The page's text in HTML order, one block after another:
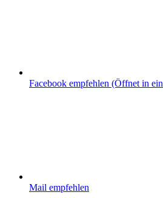
Facebook empfehlen (Öffnet in
Mail empfehlen